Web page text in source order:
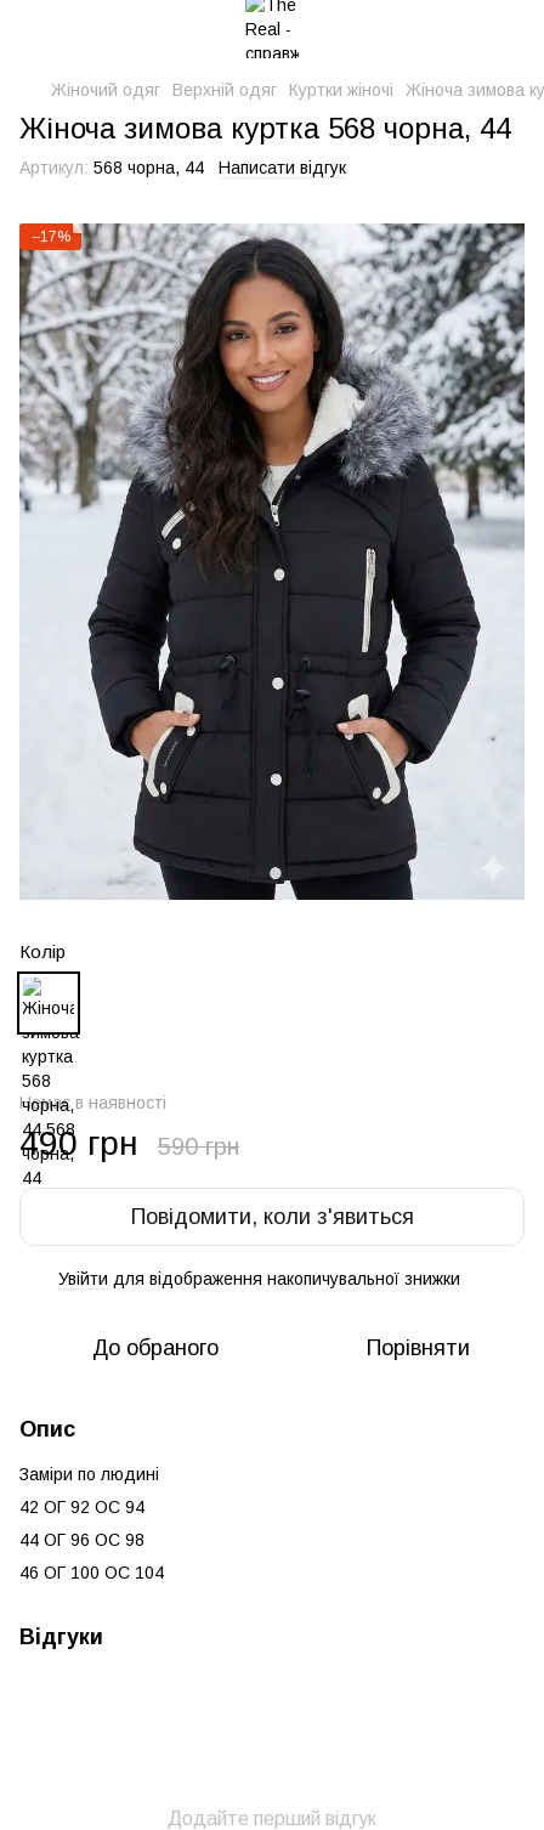
Жіночий одяг Верхній одяг Куртки жіночі Жіноча зимова
Жіноча зимова куртка 568 чорна, 44
Артикул: 568 чорна, 44 Написати відгук
−17%
Колір
Немає в наявності
490 грн 590 грн
Повідомити, коли з'явиться
Увійти для відображення накопичувальної знижки
До обраного Порівняти
Опис
Заміри по людині
42 ОГ 92 ОС 94
44 ОГ 96 ОС 98
46 ОГ 100 ОС 104
Відгуки
Додайте перший відгук